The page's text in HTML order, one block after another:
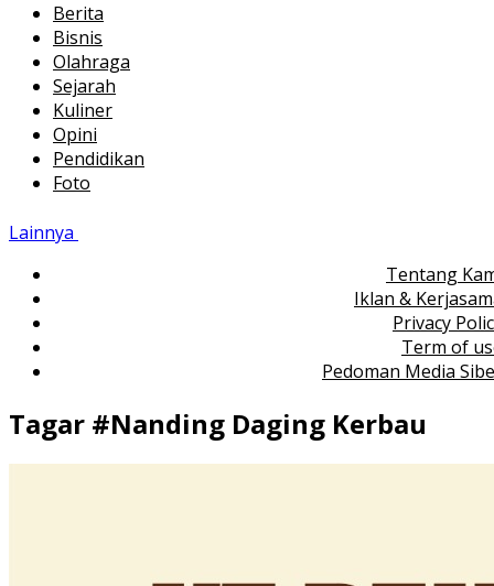
Berita
Bisnis
Olahraga
Sejarah
Kuliner
Opini
Pendidikan
Foto
Lainnya
Tentang
Iklan &
Privacy
Term of
Pedoman Media
Tagar #Nanding Daging Kerbau